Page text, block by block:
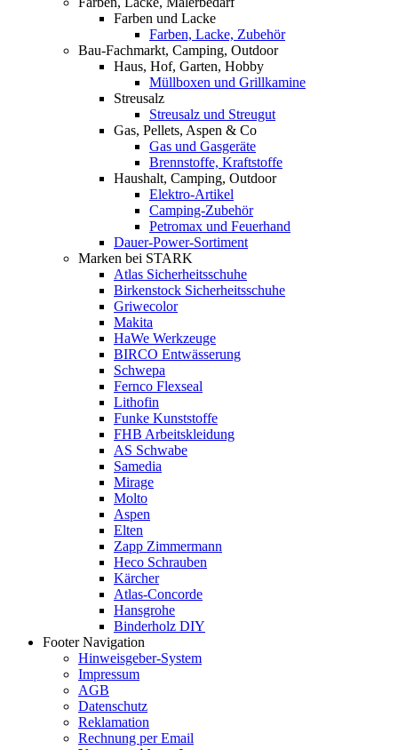
Farben und Lacke
Farben, Lacke, Zubehör
Bau-Fachmarkt, Camping, Outdoor
Haus, Hof, Garten, Hobby
Müllboxen und Grillkamine
Streusalz
Streusalz und Streugut
Gas, Pellets, Aspen & Co
Gas und Gasgeräte
Brennstoffe, Kraftstoffe
Haushalt, Camping, Outdoor
Elektro-Artikel
Camping-Zubehör
Petromax und Feuerhand
Dauer-Power-Sortiment
Marken bei STARK
Atlas Sicherheitsschuhe
Birkenstock Sicherheitsschuhe
Griwecolor
Makita
HaWe Werkzeuge
BIRCO Entwässerung
Schwepa
Fernco Flexseal
Lithofin
Funke Kunststoffe
FHB Arbeitskleidung
AS Schwabe
Samedia
Mirage
Molto
Aspen
Elten
Zapp Zimmermann
Heco Schrauben
Kärcher
Atlas-Concorde
Hansgrohe
Binderholz DIY
Footer Navigation
Hinweisgeber-System
Impressum
AGB
Datenschutz
Reklamation
Rechnung per Email